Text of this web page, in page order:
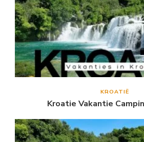
KROATIË
Kroatie Vakantie